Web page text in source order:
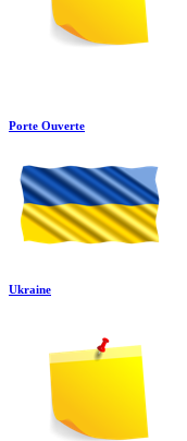
Porte Ouverte
Ukraine